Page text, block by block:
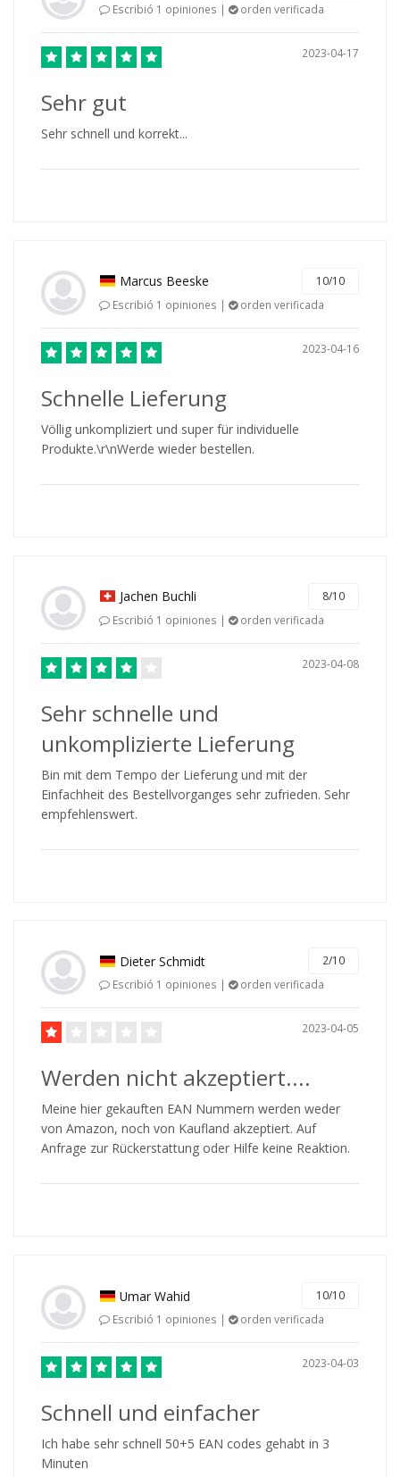
Escribió 1 opiniones |
orden verificada
2023-04-17
Sehr gut
Sehr schnell und korrekt...
Marcus Beeske
10/10
Escribió 1 opiniones |
orden verificada
2023-04-16
Schnelle Lieferung
Völlig unkompliziert und super für individuelle
Produkte.\r\nWerde wieder bestellen.
Jachen Buchli
8/10
Escribió 1 opiniones |
orden verificada
2023-04-08
Sehr schnelle und
unkomplizierte Lieferung
Bin mit dem Tempo der Lieferung und mit der
Einfachheit des Bestellvorganges sehr zufrieden. Sehr
empfehlenswert.
Dieter Schmidt
2/10
Escribió 1 opiniones |
orden verificada
2023-04-05
Werden nicht akzeptiert....
Meine hier gekauften EAN Nummern werden weder
von Amazon, noch von Kaufland akzeptiert. Auf
Anfrage zur Rückerstattung oder Hilfe keine Reaktion.
Umar Wahid
10/10
Escribió 1 opiniones |
orden verificada
2023-04-03
Schnell und einfacher
Ich habe sehr schnell 50+5 EAN codes gehabt in 3
Minuten